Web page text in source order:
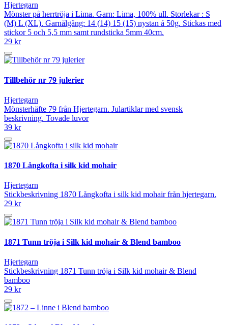
Hjertegarn
Mönster på herrtröja i Lima. Garn: Lima, 100% ull. Storlekar : S
(M) L (XL). Garnålgång: 14 (14) 15 (15) nystan á 50g. Stickas med
stickor 5 och 5,5 mm samt rundsticka 5mm 40cm.
29 kr
Tillbehör nr 79 julerier
Hjertegarn
Mönsterhäfte 79 från Hjertegarn. Julartiklar med svensk
beskrivning. Tovade luvor
39 kr
1870 Långkofta i silk kid mohair
Hjertegarn
Stickbeskrivning 1870 Långkofta i silk kid mohair från hjertegarn.
29 kr
1871 Tunn tröja i Silk kid mohair & Blend bamboo
Hjertegarn
Stickbeskrivning 1871 Tunn tröja i Silk kid mohair & Blend
bamboo
29 kr